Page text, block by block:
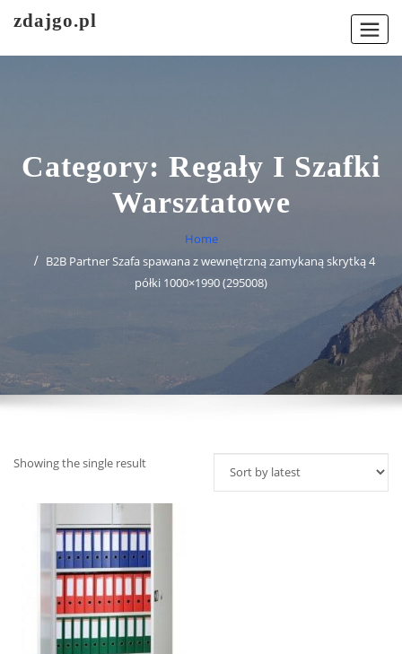
zdajgo.pl
Category: Regały I Szafki
Warsztatowe
Home
B2B Partner Szafa spawana z wewnętrzną zamykaną skrytką 4
półki 1000×1990 (295008)
Showing the single result